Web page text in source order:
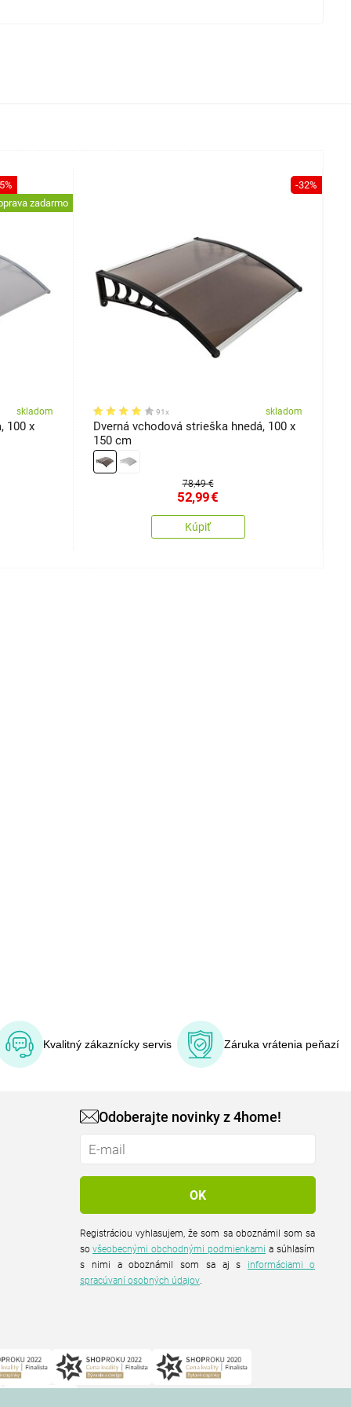
zadarmo
skladom
100 x
-32%
91x skladom
Dverná vchodová strieška hnedá, 100 x
150 cm
78,49 €
52,99€
Kúpiť
Kvalitný zákaznícky servis Záruka vrátenia peňazí
Odoberajte novinky z 4home!
Registráciou vyhlasujem, že som sa oboznámil som sa
sovšeobecnými obchodnými podmienkami a súhlasím
s nimi a oboznámil som sa aj s informáciami o
spracúvaní osobných údajov.